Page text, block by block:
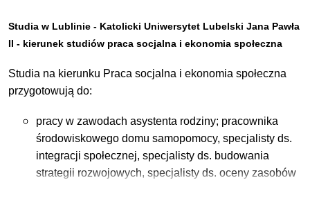
społecznościach lokalnych,
monitoringu i ewaluacji działań pomocowych,
przygotowania i realizacji programów
profilaktycznych.
Studia w Lublinie - Katolicki Uniwersytet Lubelski Jana Pawła
II - kierunek studiów praca socjalna i ekonomia społeczna
Studia na kierunku Praca socjalna i ekonomia społeczna
przygotowują do:
pracy w zawodach asystenta rodziny; pracownika
środowiskowego domu samopomocy, specjalisty ds.
integracji społecznej, specjalisty ds. budowania
strategii rozwojowych, specjalisty ds. oceny zasobów